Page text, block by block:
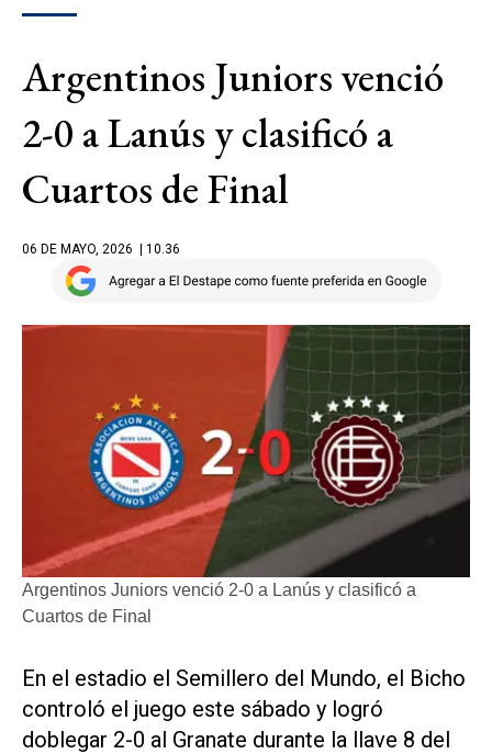
Argentinos Juniors venció
2-0 a Lanús y clasificó a
Cuartos de Final
06 DE MAYO, 2026 | 10.36
Argentinos Juniors venció 2-0 a Lanús y clasificó a
Cuartos de Final
En el estadio el Semillero del Mundo, el Bicho
controló el juego este sábado y logró
doblegar 2-0 al Granate durante la llave 8 del